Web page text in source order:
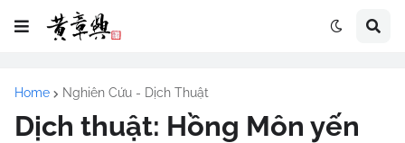
Home Nghiên Cứu - Dịch Thuật
Dịch thuật: Hồng Môn yến